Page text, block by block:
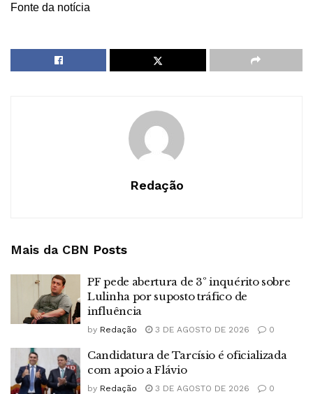
Fonte da notícia
Redação
Mais da CBN Posts
PF pede abertura de 3º inquérito sobre
Lulinha por suposto tráfico de
influência
by Redação 3 DE AGOSTO DE 2026 0
Candidatura de Tarcísio é oficializada
com apoio a Flávio
by Redação 3 DE AGOSTO DE 2026 0